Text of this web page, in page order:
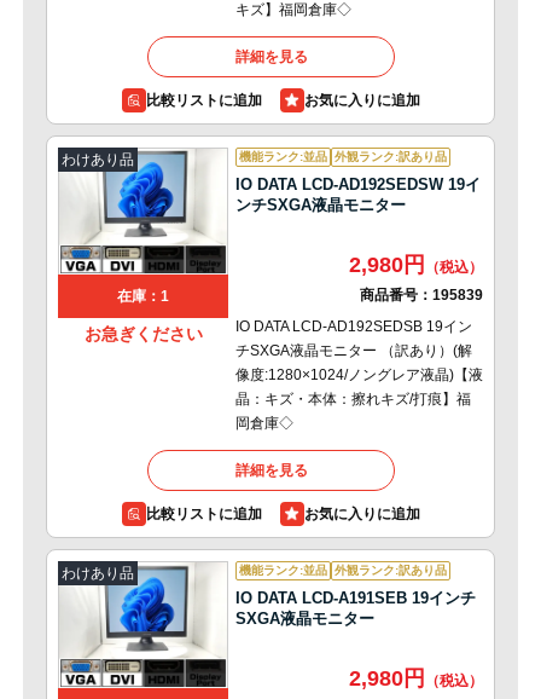
キズ】福岡倉庫◇
詳細を見る
比較リストに追加
わけあり品
在庫：1
お急ぎください
機能ランク:並品 外観ランク:訳あり品
IO DATA LCD-AD192SEDSW 19イ
ンチSXGA液晶モニター
2,980円
商品番号： 195839
IO DATA LCD-AD192SEDSB 19イン
チSXGA液晶モニター （訳あり）(解
像度:1280×1024/ノングレア液晶)【液
晶：キズ・本体：擦れキズ/打痕】福
岡倉庫◇
詳細を見る
比較リストに追加
わけあり品 機能ランク:並品 外観ランク:訳あり品
IO DATA LCD-A191SEB 19インチ
SXGA液晶モニター
2,980円